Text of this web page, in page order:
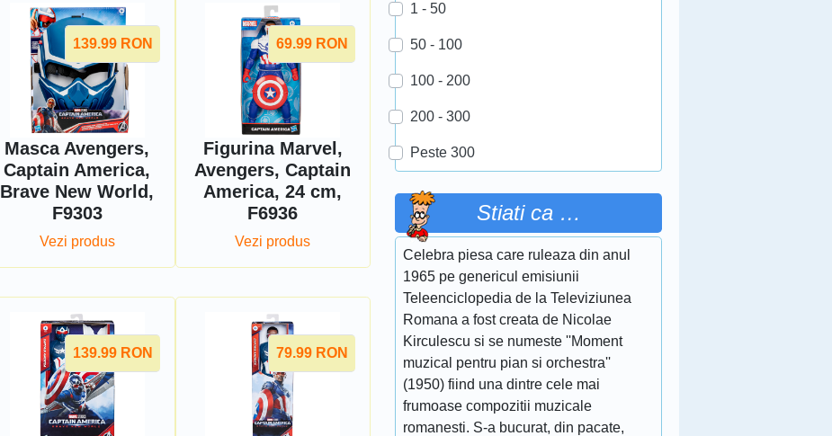
139.99 RON
Masca Avengers,
Captain America,
Brave New World,
F9303
Vezi produs
69.99 RON
Figurina Marvel,
Avengers, Captain
America, 24 cm,
F6936
Vezi produs
139.99 RON 79.99 RON
1 - 50
50 - 100
100 - 200
200 - 300
Peste 300
Stiati ca …
Celebra piesa care ruleaza din anul
1965 pe genericul emisiunii
Teleenciclopedia de la Televiziunea
Romana a fost creata de Nicolae
Kirculescu si se numeste ''Moment
muzical pentru pian si orchestra''
(1950) fiind una dintre cele mai
frumoase compozitii muzicale
romanesti. S-a bucurat, din pacate,